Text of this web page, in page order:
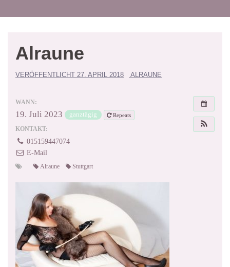
Alraune
VERÖFFENTLICHT 27. APRIL 2018 ALRAUNE
WANN:
19. Juli 2023 ganztägig Repeats
KONTAKT:
015159447074
E-Mail
Alraune Stuttgart